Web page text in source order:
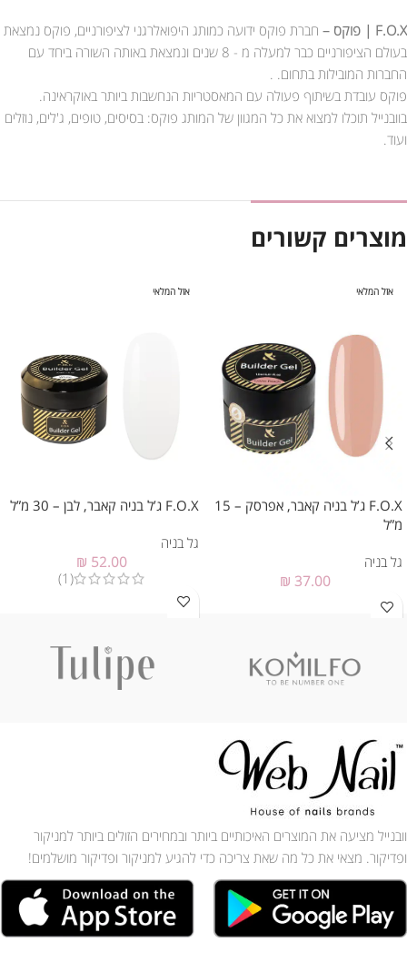
F.O.X | פוקס –
חברת פוקס ידועה כמותג היפואלרגני לציפורניים, פוקס נמצאת
בעולם הציפורניים כבר למעלה מ - 8 שנים ונמצאת באותה השורה ביחד עם
החברות המובילות בתחום. .
פוקס עובדת בשיתוף פעולה עם המאסטריות הנחשבות ביותר באוקראינה.
בוובנייל תוכלו למצוא את כל המגוון של המותג פוקס: בסיסים, טופים, ג'לים, נוזלים
ועוד.
מוצרים קשורים
אזל המלאי
F.O.X ג’ל בניה קאבר, אפרסק – 15
מ”ל
גל בניה
₪ 37.00
אזל המלאי
F.O.X ג’ל בניה קאבר, לבן – 30 מ”ל
גל בניה
₪ 52.00
(1)
וובנייל מציעה את המוצרים האיכותיים ביותר ובמחירים הזולים ביותר למניקור
ופדיקור. מצאי את כל מה שאת צריכה כדי להגיע למניקור ופדיקור מושלמים!